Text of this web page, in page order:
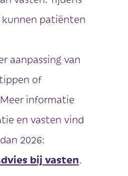
kunnen patiënten
aanpassing van
of
informatie
en vasten vind
2026:
bij vasten.